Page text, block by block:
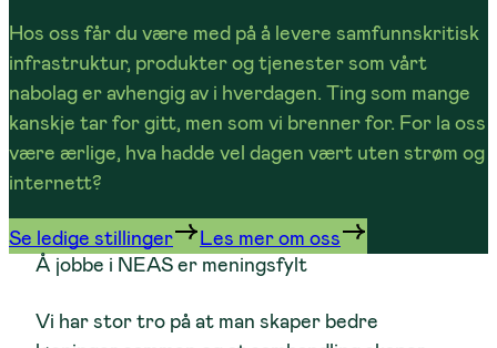
Hos oss får du være med på å levere samfunnskritisk
infrastruktur, produkter og tjenester som vårt
nabolag er avhengig av i hverdagen. Ting som mange
kanskje tar for gitt, men som vi brenner for. For la oss
være ærlige, hva hadde vel dagen vært uten strøm og
internett?
Se ledige stillinger
Les mer om oss
Å jobbe i NEAS er meningsfylt
Vi har stor tro på at man skaper bedre